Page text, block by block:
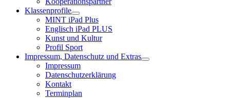
Klassenprofile
MINT iPad Plus
Englisch iPad PLUS
Kunst und Kultur
Profil Sport
Impressum, Datenschutz und Extras
Impressum
Datenschutzerklärung
Kontakt
Terminplan